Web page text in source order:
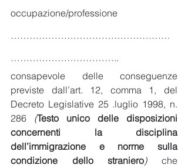
occupazione/professione
……………………………………………
……………………………..
consapevole delle conseguenze
previste dall’art. 12, comma 1, del
Decreto Legislative 25 .luglio 1998, n.
286 (Testo unico delle disposizioni
concernenti la disciplina
dell’immigrazione e norme sulla
condizione dello straniero) che